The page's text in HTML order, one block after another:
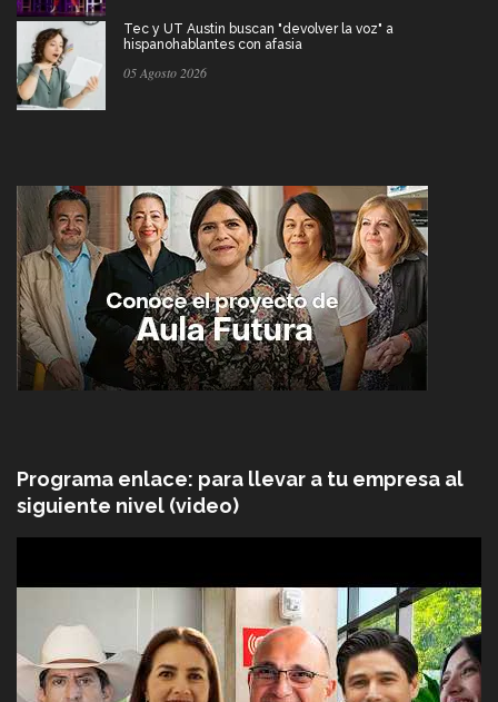
Tec y UT Austin buscan "devolver la voz" a
hispanohablantes con afasia
05 Agosto 2026
Programa enlace: para llevar a tu empresa al
siguiente nivel (video)